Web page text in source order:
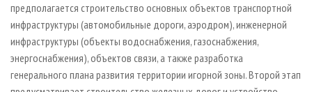
предполагается строительство основных объектов транспортной
инфраструктуры (автомобильные дороги, аэродром), инженерной
инфраструктуры (объекты водоснабжения, газоснабжения,
энергоснабжения), объектов связи, а также разработка
генерального плана развития территории игорной зоны. Второй этап